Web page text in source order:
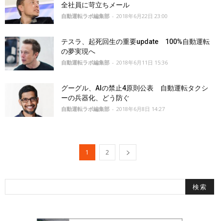
全社員に苛立ちメール
自動運転ラボ編集部 - 2018年6月22日 23:00
テスラ、起死回生の重要update 100%自動運転
の夢実現へ
自動運転ラボ編集部 - 2018年6月11日 15:36
グーグル、AIの禁止4原則公表 自動運転タクシ
ーの兵器化、どう防ぐ
自動運転ラボ編集部 - 2018年6月8日 14:27
1 2